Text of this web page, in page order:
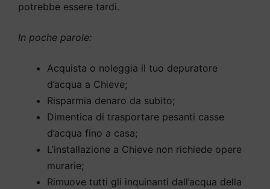
potrebbe essere tardi.
In poche parole:
Acquista o noleggia il tuo depuratore
d’acqua a Chieve;
Risparmia denaro da subito;
Dimentica di trasportare pesanti casse
d’acqua fino a casa;
L’installazione a Chieve non richiede opere
murarie;
Rimuove tutti gli inquinanti dall’acqua della